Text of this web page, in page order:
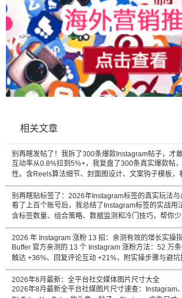
相关文章
别再瞎发帖了！我拆了300条爆款Instagram帖子，才
互动率从0.8%拉到5%+，我复盘了300条真实爆款帖
性。含Reels算法细节、封面图设计、文案钩子模板，
别再瞎贴标签了：2026年Instagram标签的真实玩法与
看了上百个账号后，我总结了Instagram标签的实战用
含标签数量、组合策略、数据监测和冷门技巧，帮你少
2026 年 Instagram 涨粉 13 招：亲测有效的增长实操
Buffer 官方亲测的 13 个 Instagram 涨粉方法：52 万
触达 +36%、回复评论互动 +21%，附实操步骤与避坑
2026年8月最新：全平台社交媒体图片尺寸大全
2026年8月最新全平台社媒图片尺寸速查：Instagram